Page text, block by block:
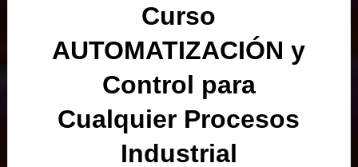
Curso
AUTOMATIZACIÓN y
Control para
Cualquier Procesos
Industrial